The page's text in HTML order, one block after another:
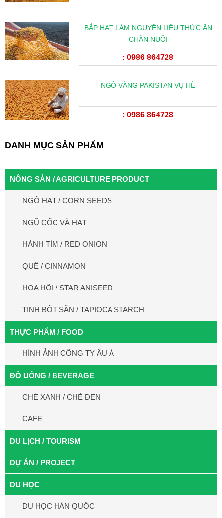
BẮP HẠT LÀM NGUYÊN LIỆU THỨC ĂN
CHĂN NUÔI
: 0986 864728
NGÔ VÀNG PAKISTAN VỤ HÈ
: 0986 864728
DANH MỤC SẢN PHẨM
NÔNG SẢN / AGRICULTURE PRODUCT
NGÔ HẠT / CORN SEEDS
NGŨ CỐC VÀ HẠT
HÀNH TÍM / RED ONION
QUẾ / CINNAMON
HOA HỒI / STAR ANISEED
TINH BỘT SẮN / TAPIOCA STARCH
THỰC PHẨM / FOOD
HÌNH ẢNH CÔNG TY ÂU Á
ĐỒ UỐNG / BEVERAGE
CHÈ XANH / CHÈ ĐEN
CAFE
DU LỊCH / TOURISM
DỰ ÁN / PROJECT
DU HỌC
DU HỌC HÀN QUỐC